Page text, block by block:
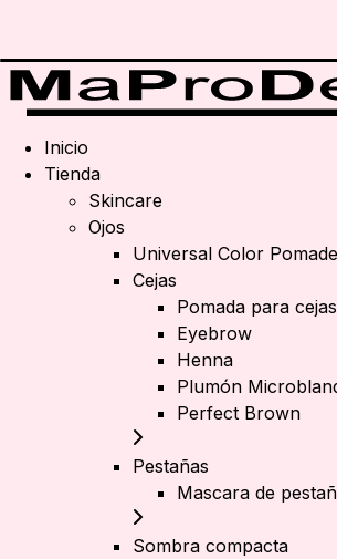
Inicio
Tienda
Skincare
Ojos
Universal Color Pomade
Cejas
Pomada para cejas
Eyebrow
Henna
Plumón
Perfect Brown
Pestañas
Mascara de
Sombra compacta